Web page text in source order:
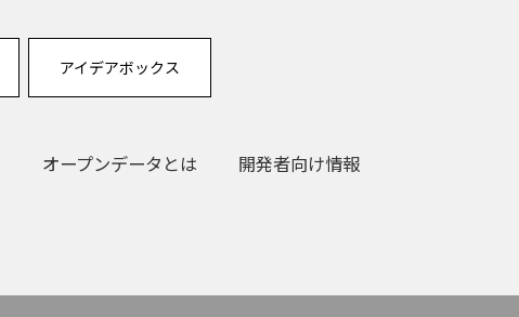
アイデアボックス
オープンデータとは 開発者向け情報